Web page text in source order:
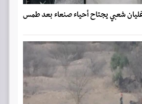
شعبي يجتاح أحياء صنعاء بعد طمس